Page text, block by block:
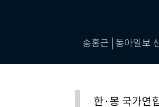
송홍근│동아일보
한·몽 국가연